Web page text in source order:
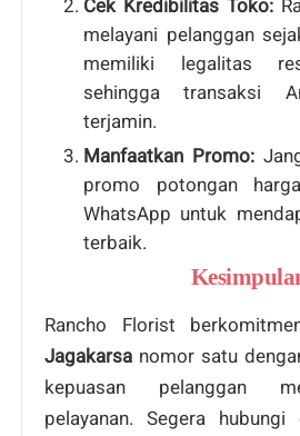
Cek Kredibilitas Toko:
melayani pelanggan
memiliki legalitas
sehingga transaksi
terjamin.
Manfaatkan Promo:
promo potongan
WhatsApp untuk
terbaik.
Rancho Florist
Jagakarsa nomor satu
kepuasan pelanggan
pelayanan. Segera